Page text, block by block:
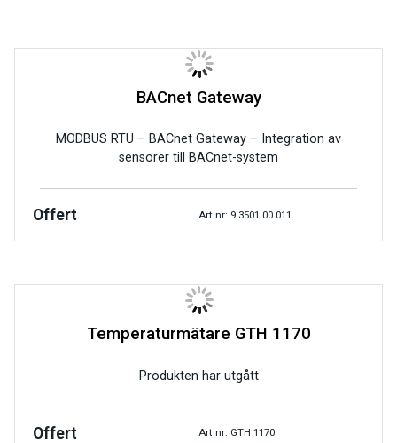
BACnet Gateway
MODBUS RTU – BACnet Gateway – Integration av
sensorer till BACnet-system
Offert Art.nr: 9.3501.00.011
Temperaturmätare GTH 1170
Produkten har utgått
Offert Art.nr: GTH 1170